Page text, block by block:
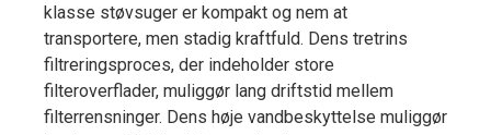
klasse støvsuger er kompakt og nem at
transportere, men stadig kraftfuld. Dens tretrins
filtreringsproces, der indeholder store
filteroverflader, muliggør lang driftstid mellem
filterrensninger. Dens høje vandbeskyttelse muliggør